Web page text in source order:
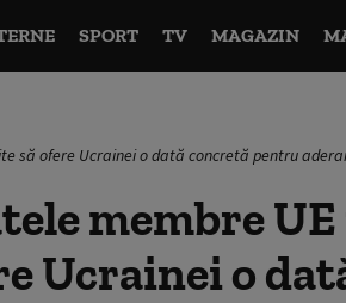
SPORT TV MAGAZIN
să ofere Ucrainei o dată concretă pentru
membre
Ucrainei o